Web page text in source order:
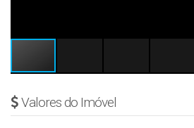
Valores do Imóvel